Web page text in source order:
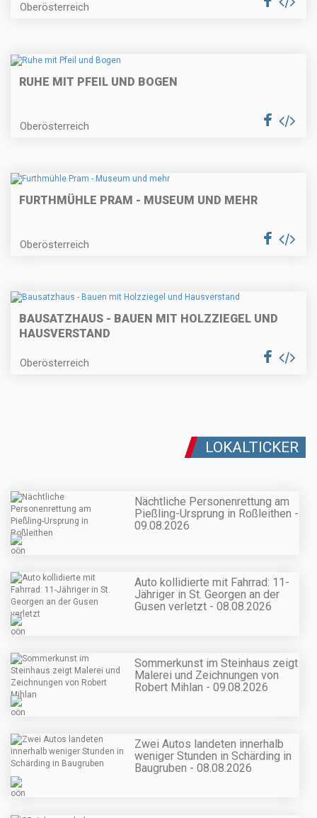
Oberösterreich
RUHE MIT PFEIL UND BOGEN
Oberösterreich
FURTHMÜHLE PRAM - MUSEUM UND MEHR
Oberösterreich
BAUSATZHAUS - BAUEN MIT HOLZZIEGEL UND
HAUSVERSTAND
Oberösterreich
LOKALTICKER
Nächtliche Personenrettung am
Pießling-Ursprung in Roßleithen -
09.08.2026
Auto kollidierte mit Fahrrad: 11-
Jähriger in St. Georgen an der
Gusen verletzt - 08.08.2026
Sommerkunst im Steinhaus zeigt
Malerei und Zeichnungen von
Robert Mihlan - 09.08.2026
Zwei Autos landeten innerhalb
weniger Stunden in Schärding in
Baugruben - 08.08.2026